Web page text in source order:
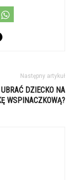
Następny artykuł
DZIECKO NA
WSPINACZKOWĄ?